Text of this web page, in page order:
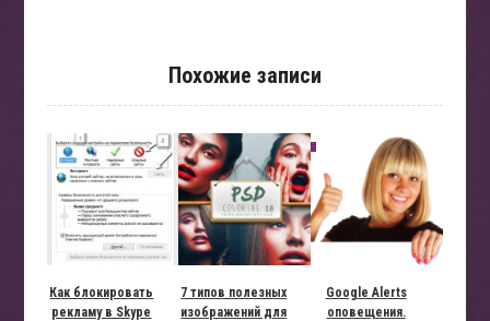
Похожие записи
Как блокировать
рекламу в Skype
7 типов полезных
изображений для
Google Alerts
оповещения.